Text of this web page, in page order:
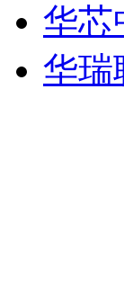
华芯
华瑞